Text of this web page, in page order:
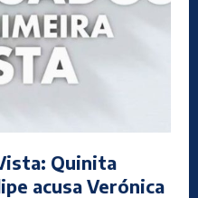
Quinita
acusa Verónica